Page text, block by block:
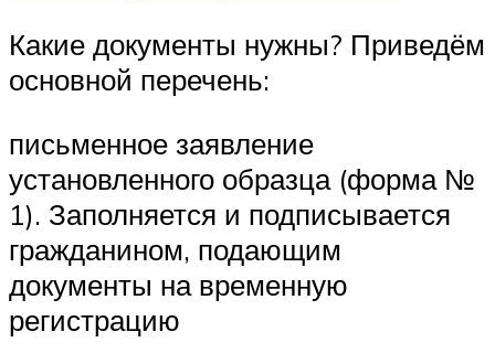
Какие документы нужны? Приведём
основной перечень:
письменное заявление
установленного образца (форма №
1). Заполняется и подписывается
гражданином, подающим
документы на временную
регистрацию